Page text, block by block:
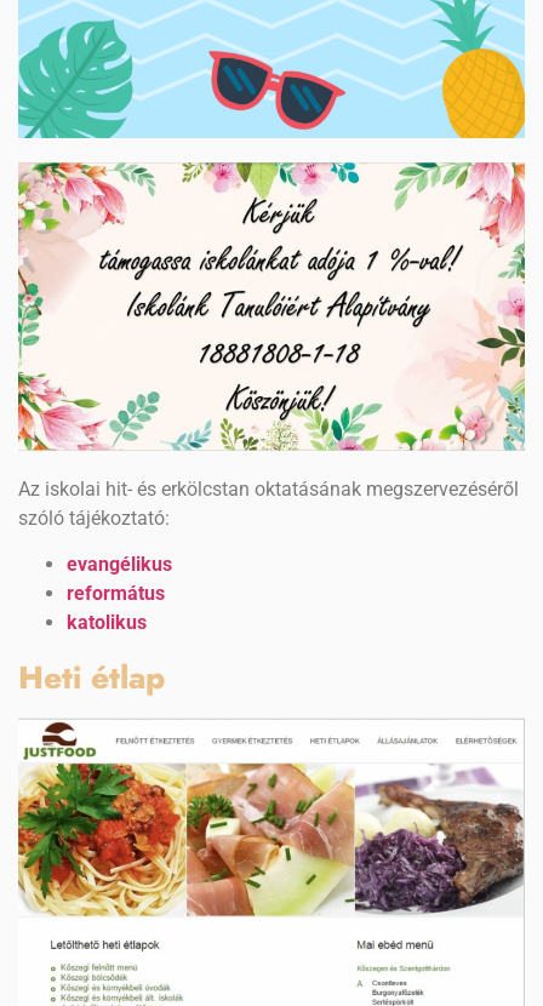
Az iskolai hit- és erkölcstan oktatásának megszervezéséről
szóló tájékoztató:
evangélikus
református
katolikus
Heti étlap